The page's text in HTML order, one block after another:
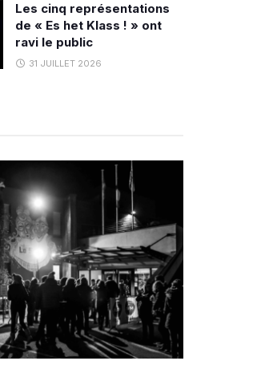
Les cinq représentations
de « Es het Klass ! » ont
ravi le public
31 JUILLET 2026